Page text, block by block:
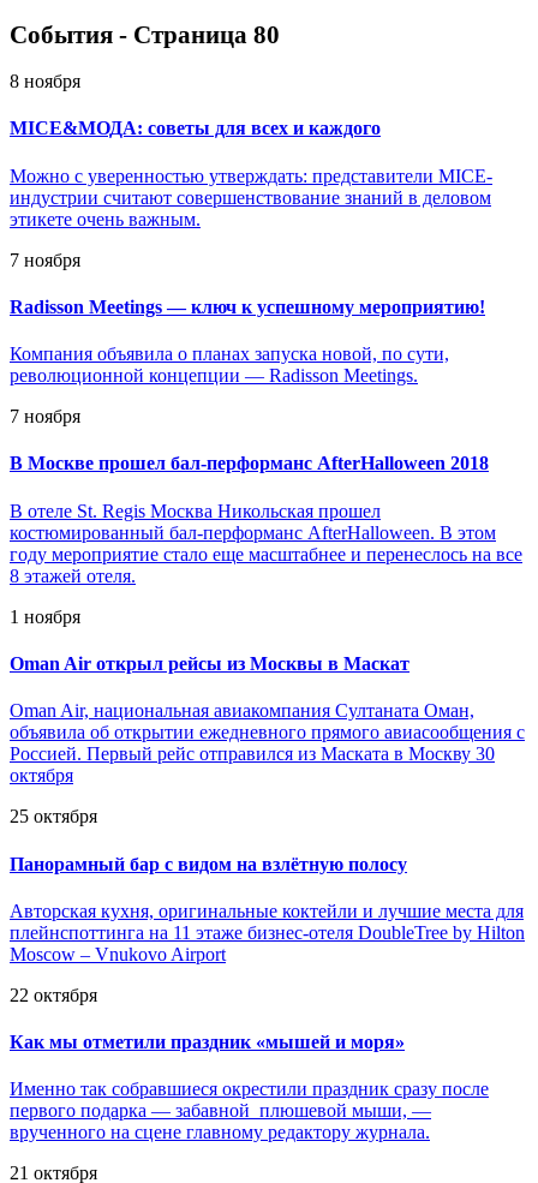
События - Страница 80
8 ноября
MICE&МОДА: советы для всех и каждого
Можно с уверенностью утверждать: представители MICE-
индустрии считают совершенствование знаний в деловом
этикете очень важным.
7 ноября
Radisson Meetings — ключ к успешному мероприятию!
Компания объявила о планах запуска новой, по сути,
революционной концепции — Radisson Meetings.
7 ноября
В Москве прошел бал-перформанс AfterHalloween 2018
В отеле St. Regis Москва Никольская прошел
костюмированный бал-перформанс AfterHalloween. В этом
году мероприятие стало еще масштабнее и перенеслось на все
8 этажей отеля.
1 ноября
Oman Air открыл рейсы из Москвы в Маскат
Oman Air, национальная авиакомпания Султаната Оман,
объявила об открытии ежедневного прямого авиасообщения с
Россией. Первый рейс отправился из Маската в Москву 30
октября
25 октября
Панорамный бар с видом на взлётную полосу
Авторская кухня, оригинальные коктейли и лучшие места для
плейнспоттинга на 11 этаже бизнес-отеля DoubleTree by Hilton
Moscow – Vnukovo Airport
22 октября
Как мы отметили праздник «мышей и моря»
Именно так собравшиеся окрестили праздник сразу после
первого подарка — забавной плюшевой мыши, —
врученного на сцене главному редактору журнала.
21 октября